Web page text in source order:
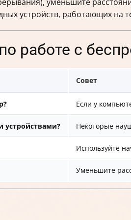
устройств, работающих на
работе с
Совет
Если у
устройствами? Некоторые
Используйте
Уменьшите